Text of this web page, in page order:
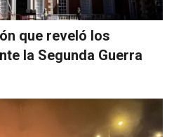
que reveló los
la Segunda Guerra